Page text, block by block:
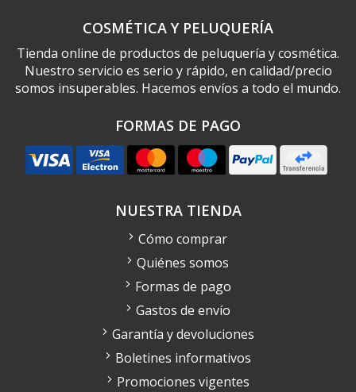
COSMÉTICA Y PELUQUERÍA
Tienda online de productos de peluquería y cosmética.
Nuestro servicio es serio y rápido, en calidad/precio
somos insuperables. Hacemos envíos a todo el mundo.
FORMAS DE PAGO
NUESTRA TIENDA
Cómo comprar
Quiénes somos
Formas de pago
Gastos de envío
Garantía y devoluciones
Boletines informativos
Promociones vigentes